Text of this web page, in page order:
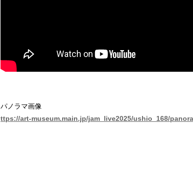
パノラマ画像
ttps://art-museum.main.jp/jam_live2025/ushio_168/